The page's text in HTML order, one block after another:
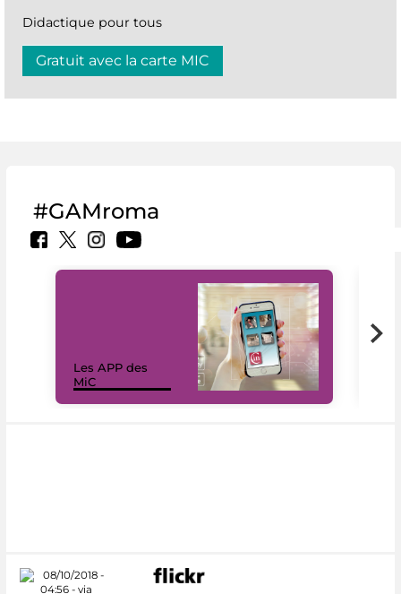
Didactique pour tous
Gratuit avec la carte MIC
#GAMroma
Les APP des
MiC